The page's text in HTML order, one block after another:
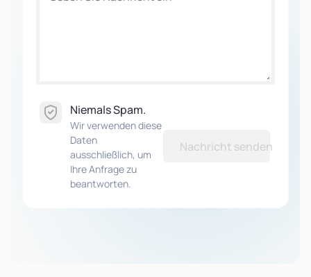
Niemals Spam.
Wir verwenden diese
Daten
ausschließlich, um
Ihre Anfrage zu
beantworten.
Nachricht senden